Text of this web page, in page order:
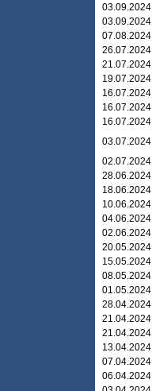
03.09.2024
03.09.2024
07.08.2024
26.07.2024
21.07.2024
19.07.2024
16.07.2024
16.07.2024
16.07.2024
03.07.2024
02.07.2024
28.06.2024
18.06.2024
10.06.2024
04.06.2024
02.06.2024
20.05.2024
15.05.2024
08.05.2024
01.05.2024
28.04.2024
21.04.2024
21.04.2024
13.04.2024
07.04.2024
06.04.2024